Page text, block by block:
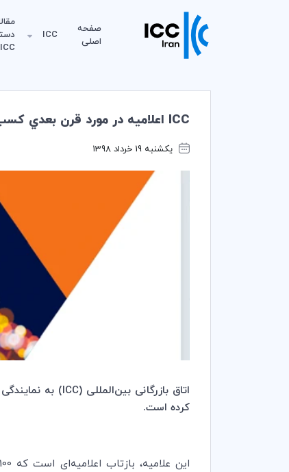
صفحه
اصلی
ICC
ICC
ICC اعلاميه در مورد قرن بعدي كسب و كار جهاني صادر كرد
یکشنبه 19 خرداد 1398
اتاق بازرگانی بین‌المللی (ICC
کرده است.
این علامیه، بازتاب اعلامیه‌ای است که 100 سال پیش توسط «بازرگانان صلح»، موسسین